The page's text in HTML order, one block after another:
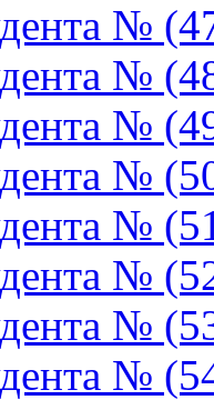
№
№
№
№
№
№
№
№